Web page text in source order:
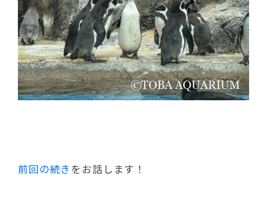
前回の続き をお話します！